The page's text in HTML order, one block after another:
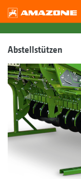
Abstellstützen